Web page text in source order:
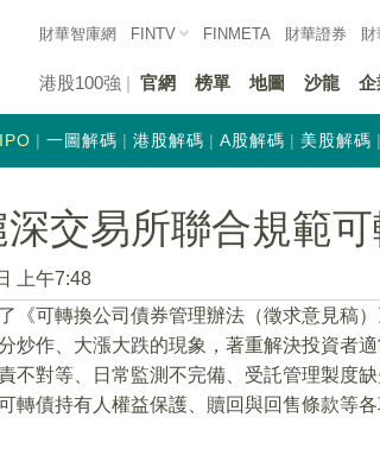
財華智庫網 FINTV FINMETA 財華證券
港股100強 官網 榜單 地圖 沙龍 企
一圖解碼 港股解碼 A股解碼 美股解碼
交易所聯合規範
上午7:48
《可轉換公司債券管理辦法（徵求意見稿
炒作、大漲大跌的現象，著重解決投資者
不對等、日常監測不完備、受託管理製度
轉債持有人權益保護、贖回與回售條款等